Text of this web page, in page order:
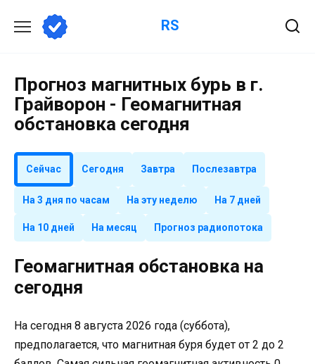
содержанию
RS
Прогноз магнитных бурь в г.
Грайворон - Геомагнитная
обстановка сегодня
Сейчас Сегодня Завтра Послезавтра
На 3 дня по часам На эту неделю На 7 дней
На 10 дней На месяц Прогноз радиопотока
Геомагнитная обстановка на
сегодня
На сегодня 8 августа 2026 года (суббота),
предполагается, что магнитная буря будет от 2 до 2